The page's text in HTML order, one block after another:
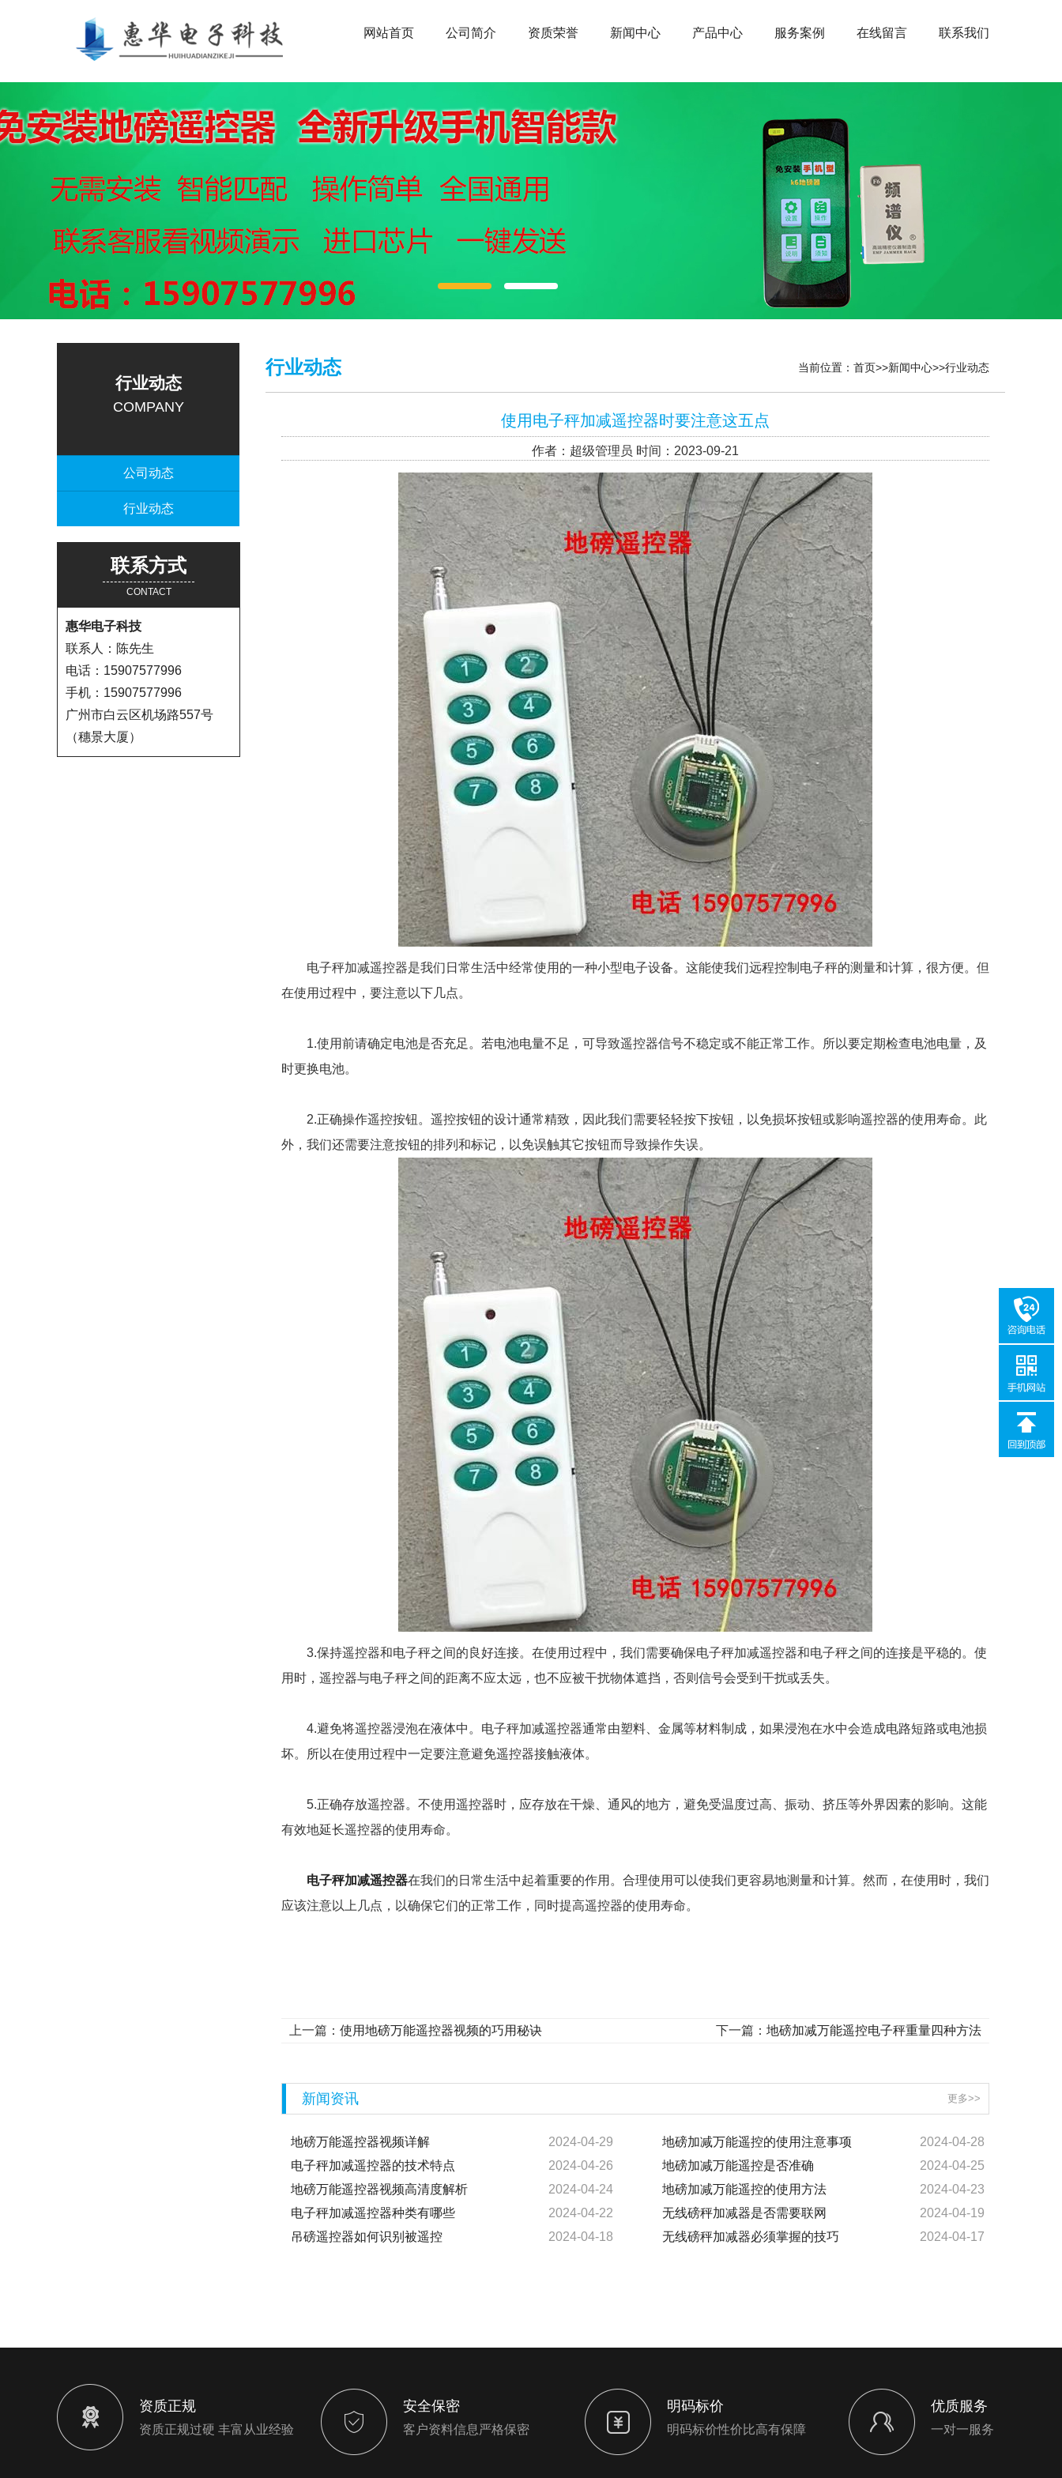
网站首页 公司简介 资质荣誉 新闻中心 产品中心 服务案例 在线留言 联系我们
行业动态
COMPANY
公司动态
行业动态
联系方式
CONTACT
惠华电子科技
联系人：陈先生
电话：15907577996
手机：15907577996
广州市白云区机场路557号
（穗景大厦）
行业动态 当前位置： 首页>>新闻中心>>行业动态
使用电子秤加减遥控器时要注意这五点
作者：超级管理员 时间：2023-09-21
电子秤加减遥控器是我们日常生活中经常使用的一种小型电子设备。这能使我们远程控制电子秤的测量和计算，很方便。但
在使用过程中，要注意以下几点。
1.使用前请确定电池是否充足。若电池电量不足，可导致遥控器信号不稳定或不能正常工作。所以要定期检查电池电量，及
时更换电池。
2.正确操作遥控按钮。遥控按钮的设计通常精致，因此我们需要轻轻按下按钮，以免损坏按钮或影响遥控器的使用寿命。此
外，我们还需要注意按钮的排列和标记，以免误触其它按钮而导致操作失误。
3.保持遥控器和电子秤之间的良好连接。在使用过程中，我们需要确保电子秤加减遥控器和电子秤之间的连接是平稳的。使
用时，遥控器与电子秤之间的距离不应太远，也不应被干扰物体遮挡，否则信号会受到干扰或丢失。
4.避免将遥控器浸泡在液体中。电子秤加减遥控器通常由塑料、金属等材料制成，如果浸泡在水中会造成电路短路或电池损
坏。所以在使用过程中一定要注意避免遥控器接触液体。
5.正确存放遥控器。不使用遥控器时，应存放在干燥、通风的地方，避免受温度过高、振动、挤压等外界因素的影响。这能
有效地延长遥控器的使用寿命。
电子秤加减遥控器在我们的日常生活中起着重要的作用。合理使用可以使我们更容易地测量和计算。然而，在使用时，我们
应该注意以上几点，以确保它们的正常工作，同时提高遥控器的使用寿命。
上一篇： 使用地磅万能遥控器视频的巧用秘诀 下一篇： 地磅加减万能遥控电子秤重量四种方法
新闻资讯 更多>>
地磅万能遥控器视频详解 2024-04-29 地磅加减万能遥控的使用注意事项
2024-04-28
电子秤加减遥控器的技术特点
2024-04-26 地磅加减万能遥控是否准确
2024-04-25
地磅万能遥控器视频高清度解析
2024-04-24 地磅加减万能遥控的使用方法
2024-04-23
电子秤加减遥控器种类有哪些
2024-04-22 无线磅秤加减器是否需要联网
2024-04-19
吊磅遥控器如何识别被遥控
2024-04-18 无线磅秤加减器必须掌握的技巧 2024-04-17
资质正规
资质正规过硬 丰富从业经验
安全保密
客户资料信息严格保密
明码标价
明码标价性价比高有保障
优质服务
一对一服务